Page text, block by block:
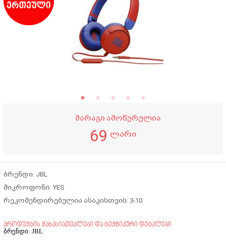
მარაგი ამოწურულია
69 ლარი
ბრენდი: JBL
მიკროფონი: YES
რეკომენდირებულია ასაკისთვის: 3-10
პროდუქტის მახასიათებლები და ტექნიკური დეტალები
ბრენდი: JBL